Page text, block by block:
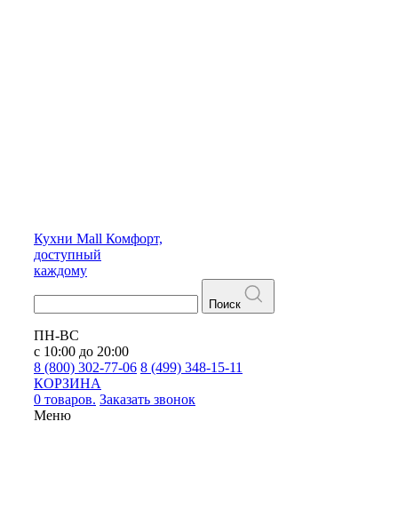
Кухни Mall Комфорт,
доступный
каждому
Поиск
ПН-ВС
с 10:00 до 20:00
8 (800) 302-77-06 8 (499) 348-15-11
КОРЗИНА
0 товаров. Заказать звонок
Меню